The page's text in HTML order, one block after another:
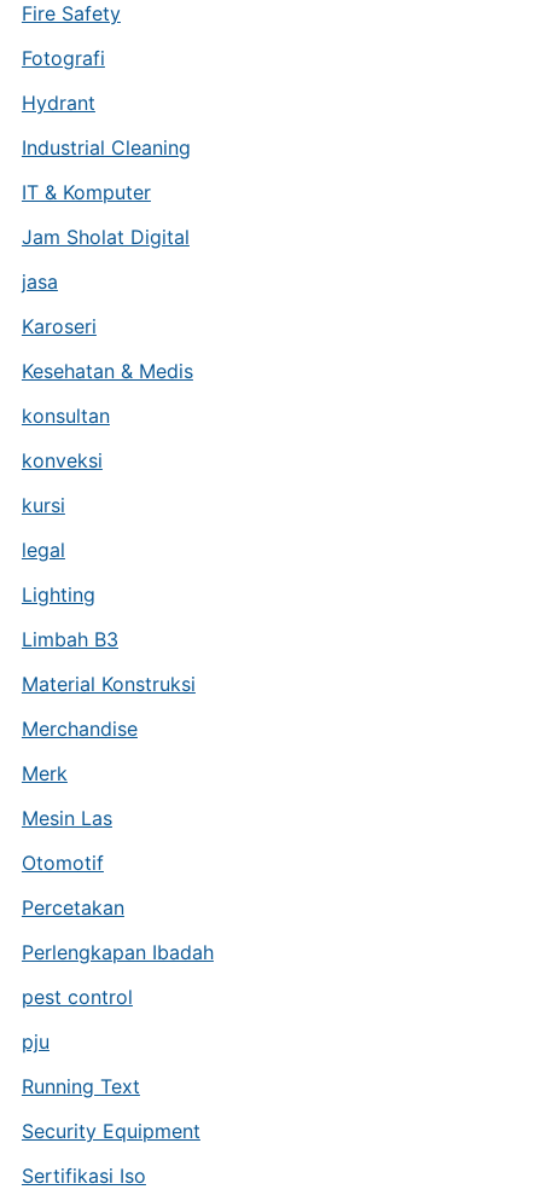
Fire Safety
Fotografi
Hydrant
Industrial Cleaning
IT & Komputer
Jam Sholat Digital
jasa
Karoseri
Kesehatan & Medis
konsultan
konveksi
kursi
legal
Lighting
Limbah B3
Material Konstruksi
Merchandise
Merk
Mesin Las
Otomotif
Percetakan
Perlengkapan Ibadah
pest control
pju
Running Text
Security Equipment
Sertifikasi Iso